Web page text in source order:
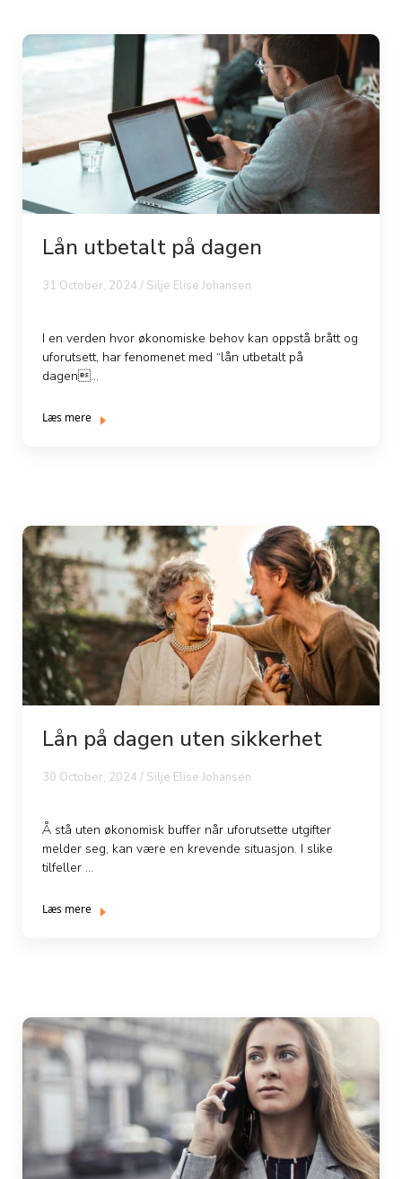
Lån utbetalt på dagen
31 October, 2024 / Silje Elise Johansen
I en verden hvor økonomiske behov kan oppstå brått og
uforutsett, har fenomenet med “lån utbetalt på
dagen...
Læs mere
Lån på dagen uten sikkerhet
30 October, 2024 / Silje Elise Johansen
Å stå uten økonomisk buffer når uforutsette utgifter
melder seg, kan være en krevende situasjon. I slike
tilfeller ...
Læs mere